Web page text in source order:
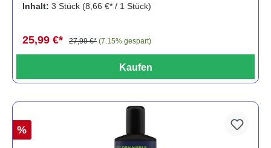
Inhalt: 3 Stück (8,66 €* / 1 Stück)
25,99 €* 27,99 €* (7.15% gespart)
Kaufen
%